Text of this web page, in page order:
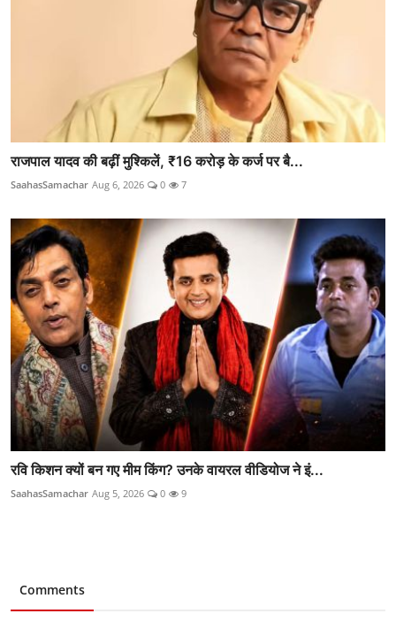
राजपाल यादव की बढ़ीं मुश्किलें, ₹16 करोड़ के कर्ज पर बै...
SaahasSamachar Aug 6, 2026 0 7
रवि किशन क्यों बन गए मीम किंग? उनके वायरल वीडियोज ने इं...
SaahasSamachar Aug 5, 2026 0 9
Comments